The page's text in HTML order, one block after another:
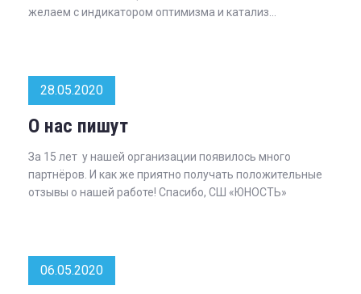
желаем с индикатором оптимизма и катализ...
28.05.2020
О нас пишут
За 15 лет у нашей организации появилось много
партнёров. И как же приятно получать положительные
отзывы о нашей работе! Спасибо, СШ «ЮНОСТЬ»
06.05.2020